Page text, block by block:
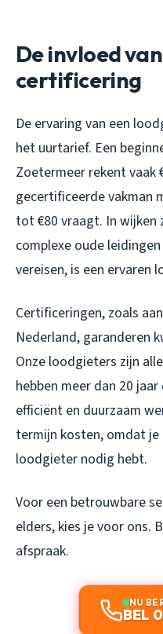
De invloed
certificering
De ervaring van een
het uurtarief. Een
Zoetermeer rekent vaak
gecertificeerde vakman
tot €80 vraagt. In wijken
complexe oude
vereisen, is een ervaren
Certificeringen, zoals
Nederland, garanderen
Onze loodgieters zijn
hebben meer dan 20
efficiënt en duurzaam
termijn kosten, omdat je
loodgieter nodig hebt.
Voor een betrouwbare
elders, kies je voor ons.
afspraak.
NU
BEL